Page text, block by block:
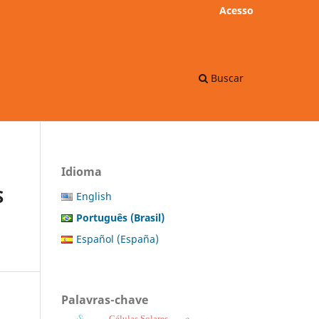
Buscar
Acesso
Idioma
English
Português (Brasil)
Español (España)
Palavras-chave